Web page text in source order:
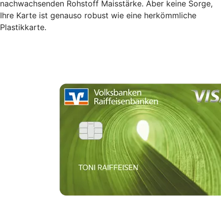
nachwachsenden Rohstoff Maisstärke. Aber keine Sorge,
Ihre Karte ist genauso robust wie eine herkömmliche
Plastikkarte.